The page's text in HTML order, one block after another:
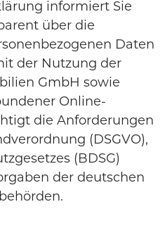
informiert Sie
über die
Daten
der Nutzung der
GmbH sowie
Online-
die Anforderungen
(DSGVO),
(BDSG)
der deutschen